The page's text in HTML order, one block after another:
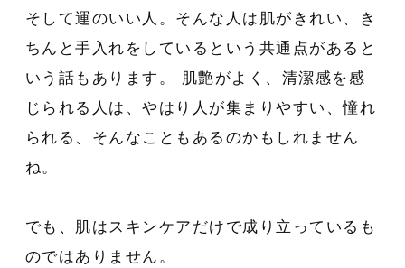
そして運のいい人。そんな人は肌がきれい、き
ちんと手入れをしているという共通点があると
いう話もあります。 肌艶がよく、清潔感を感
じられる人は、やはり人が集まりやすい、憧れ
られる、そんなこともあるのかもしれません
ね。
でも、肌はスキンケアだけで成り立っているも
のではありません。